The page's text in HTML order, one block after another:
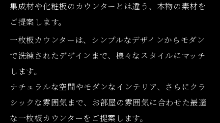
集成材や化粧板のカウンターとは違う、本物の素材を
ご提案します。
一枚板カウンターは、シンプルなデザインからモダン
で洗練されたデザインまで、様々なスタイルにマッチ
します。
ナチュラルな空間やモダンなインテリア、さらにクラ
シックな雰囲気まで、お部屋の雰囲気に合わせた最適
な一枚板カウンターをご提案します。